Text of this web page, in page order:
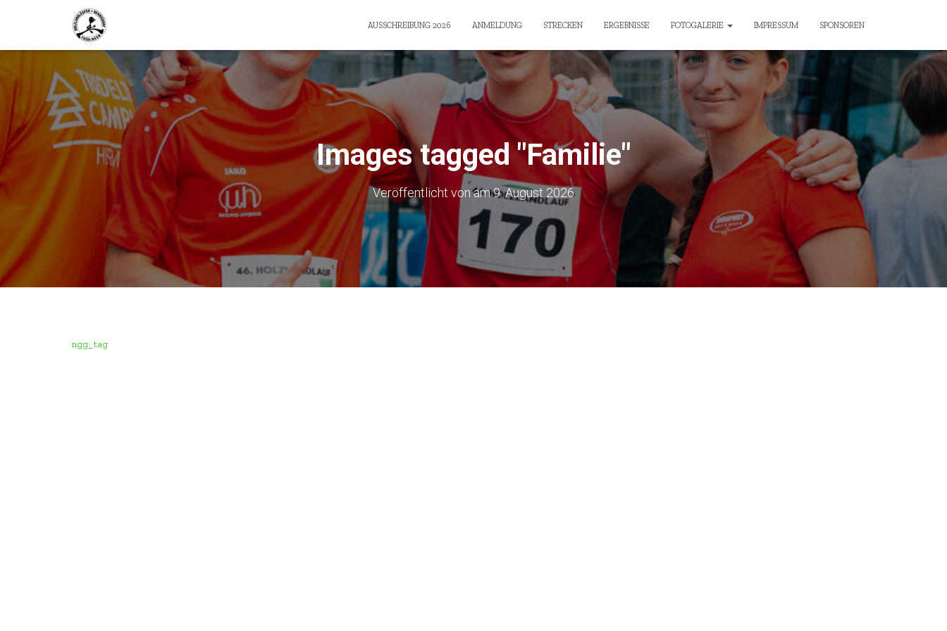
AUSSCHREIBUNG 2026 ANMELDUNG STRECKEN ERGEBNISSE FOTOGALERIE IMPRESSUM SPONSOREN
Images tagged "Familie"
Veröffentlicht vonam9. August 2026
ngg_tag